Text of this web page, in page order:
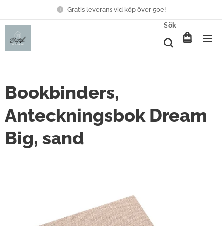
Gratis leverans vid köp över 50e!
Sök
Bookbinders,
Anteckningsbok Dream
Big, sand